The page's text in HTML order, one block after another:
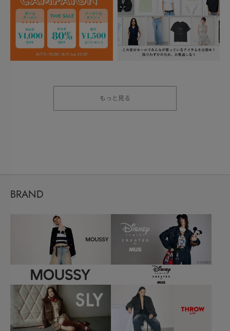
もっと見る
BRAND